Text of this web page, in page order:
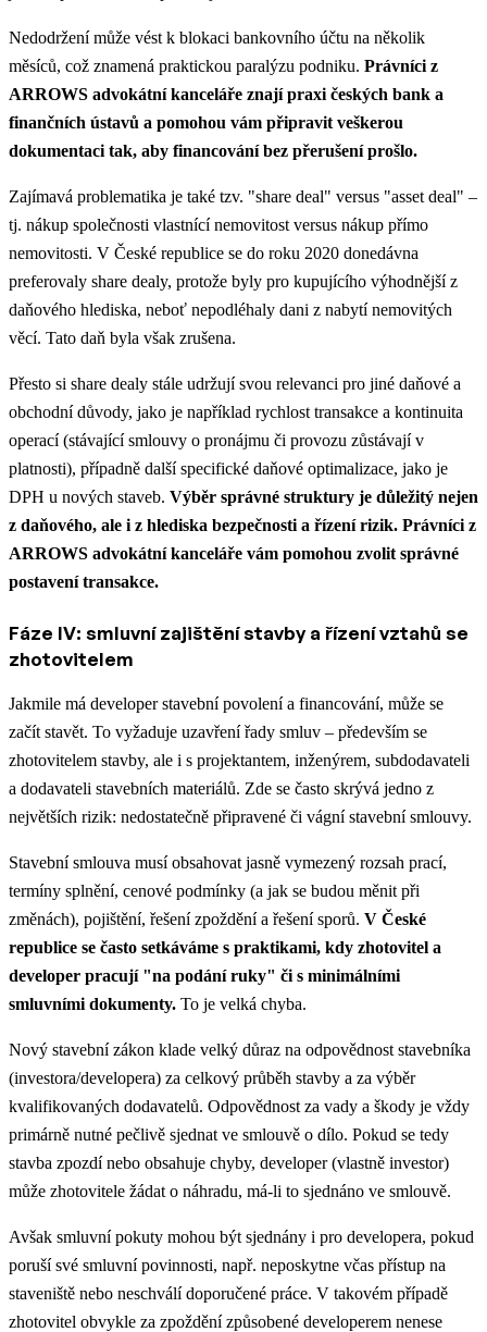
Nedodržení může vést k blokaci bankovního účtu na několik
měsíců, což znamená praktickou paralýzu podniku. Právníci z
ARROWS advokátní kanceláře znají praxi českých bank a
finančních ústavů a pomohou vám připravit veškerou
dokumentaci tak, aby financování bez přerušení prošlo.
Zajímavá problematika je také tzv. "share deal" versus "asset deal" –
tj. nákup společnosti vlastnící nemovitost versus nákup přímo
nemovitosti. V České republice se do roku 2020 donedávna
preferovaly share dealy, protože byly pro kupujícího výhodnější z
daňového hlediska, neboť nepodléhaly dani z nabytí nemovitých
věcí. Tato daň byla však zrušena.
Přesto si share dealy stále udržují svou relevanci pro jiné daňové a
obchodní důvody, jako je například rychlost transakce a kontinuita
operací (stávající smlouvy o pronájmu či provozu zůstávají v
platnosti), případně další specifické daňové optimalizace, jako je
DPH u nových staveb. Výběr správné struktury je důležitý nejen
z daňového, ale i z hlediska bezpečnosti a řízení rizik. Právníci z
ARROWS advokátní kanceláře vám pomohou zvolit správné
postavení transakce.
Fáze IV: smluvní zajištění stavby a řízení vztahů se
zhotovitelem
Jakmile má developer stavební povolení a financování, může se
začít stavět. To vyžaduje uzavření řady smluv – především se
zhotovitelem stavby, ale i s projektantem, inženýrem, subdodavateli
a dodavateli stavebních materiálů. Zde se často skrývá jedno z
největších rizik: nedostatečně připravené či vágní stavební smlouvy.
Stavební smlouva musí obsahovat jasně vymezený rozsah prací,
termíny splnění, cenové podmínky (a jak se budou měnit při
změnách), pojištění, řešení zpoždění a řešení sporů. V České
republice se často setkáváme s praktikami, kdy zhotovitel a
developer pracují "na podání ruky" či s minimálními
smluvními dokumenty. To je velká chyba.
Nový stavební zákon klade velký důraz na odpovědnost stavebníka
(investora/developera) za celkový průběh stavby a za výběr
kvalifikovaných dodavatelů. Odpovědnost za vady a škody je vždy
primárně nutné pečlivě sjednat ve smlouvě o dílo. Pokud se tedy
stavba zpozdí nebo obsahuje chyby, developer (vlastně investor)
může zhotovitele žádat o náhradu, má-li to sjednáno ve smlouvě.
Avšak smluvní pokuty mohou být sjednány i pro developera, pokud
poruší své smluvní povinnosti, např. neposkytne včas přístup na
staveniště nebo neschválí doporučené práce. V takovém případě
zhotovitel obvykle za zpoždění způsobené developerem nenese